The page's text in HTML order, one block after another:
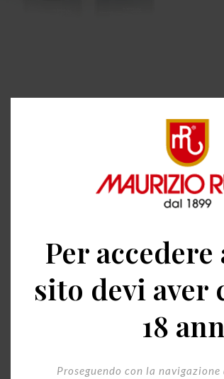
Per accedere
sito devi aver
18
Proseguendo con la